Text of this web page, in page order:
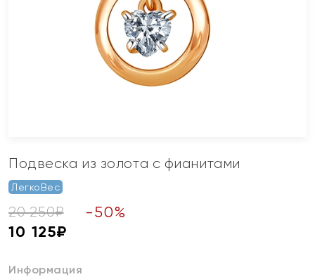
Подвеска из золота с фианитами
ЛегкоВес
20 250₽ -50%
10 125₽
Информация